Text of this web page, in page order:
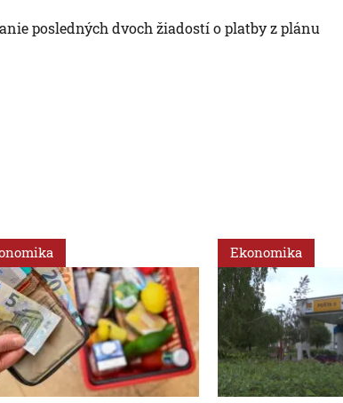
posledných dvoch žiadostí o platby z plánu
Ekonomika